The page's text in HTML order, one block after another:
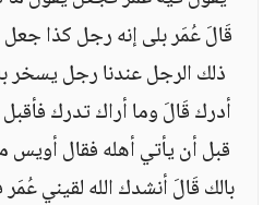
قَالَ عُمَر بلى إنه رجل كذا
ذلك الرجل عندنا رجل يسخر
أدرك قَالَ وما أراك تدرك
قبل أن يأتي أهله فقال أويس
بالك قَالَ أنشدك الله لقيني